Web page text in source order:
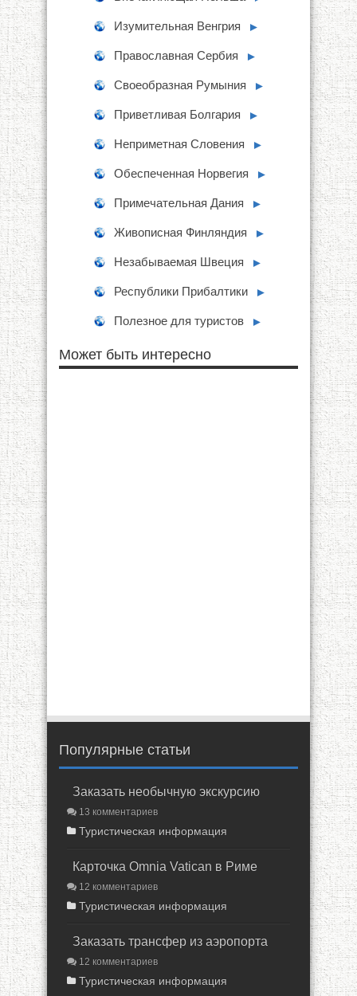
Изумительная Венгрия ►
Православная Сербия ►
Своеобразная Румыния ►
Приветливая Болгария ►
Неприметная Словения ►
Обеспеченная Норвегия ►
Примечательная Дания ►
Живописная Финляндия ►
Незабываемая Швеция ►
Республики Прибалтики ►
Полезное для туристов ►
Может быть интересно
Популярные статьи
Заказать необычную экскурсию
13 комментариев
Туристическая информация
Карточка Omnia Vatican в Риме
12 комментариев
Туристическая информация
Заказать трансфер из аэропорта
12 комментариев
Туристическая информация